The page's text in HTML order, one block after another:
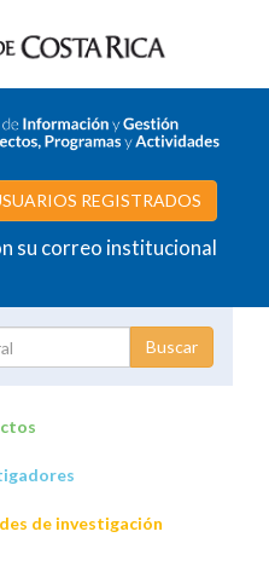
REGISTRADOS
su correo institucional
de investigación